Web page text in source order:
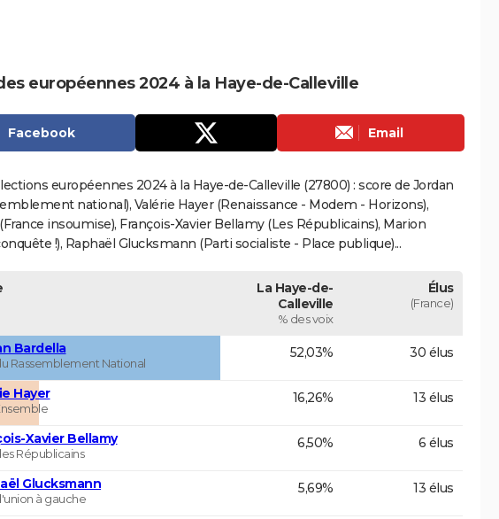
européennes 2024 à la Haye-de-Calleville
Facebook Email
européennes 2024 à la Haye-de-Calleville (27800) : score de Jordan
national), Valérie Hayer (Renaissance - Modem - Horizons),
insoumise), François-Xavier Bellamy (Les Républicains), Marion
!), Raphaël Glucksmann (Parti socialiste - Place publique)...
La Haye-de-
Calleville
% des voix
Élus
(France)
Bardella
Rassemblement National
52,03% 30 élus
Hayer 16,26% 13 élus
Xavier Bellamy
Républicains
6,50% 6 élus
Glucksmann
à gauche
5,69% 13 élus